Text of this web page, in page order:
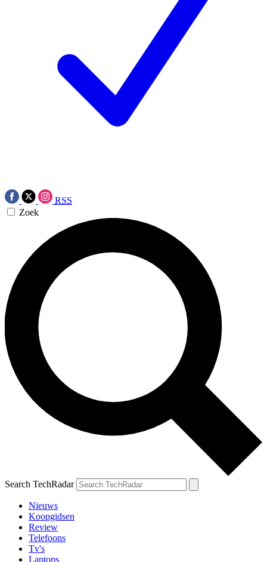
RSS
Zoek
Search TechRadar
Nieuws
Koopgidsen
Review
Telefoons
Tv's
Laptops